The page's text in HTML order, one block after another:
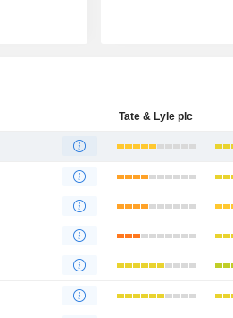
Tate & Lyle plc